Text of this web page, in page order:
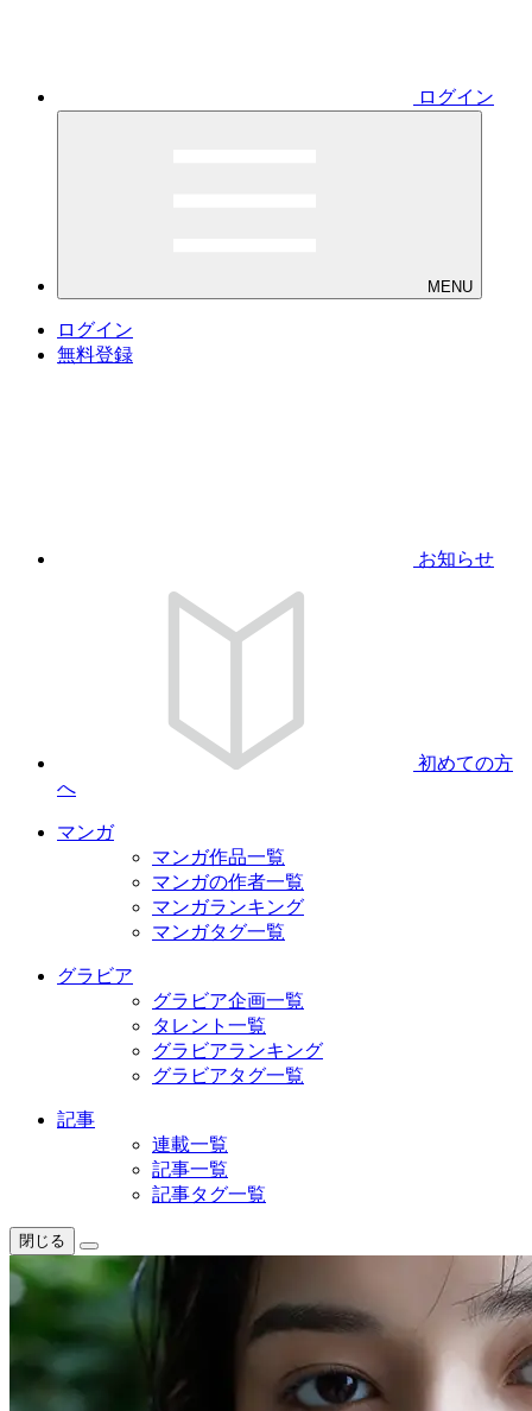
ログイン
MENU
ログイン
無料登録
お知らせ
初めての方
へ
マンガ
マンガ作品一覧
マンガの作者一覧
マンガランキング
マンガタグ一覧
グラビア
グラビア企画一覧
タレント一覧
グラビアランキング
グラビアタグ一覧
記事
連載一覧
記事一覧
記事タグ一覧
閉じる